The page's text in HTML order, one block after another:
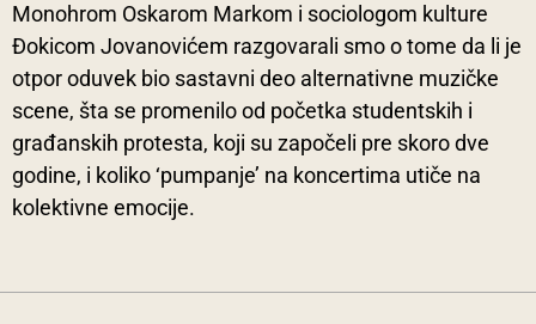
Monohrom Oskarom Markom i sociologom kulture
Đokicom Jovanovićem razgovarali smo o tome da li je
otpor oduvek bio sastavni deo alternativne muzičke
scene, šta se promenilo od početka studentskih i
građanskih protesta, koji su započeli pre skoro dve
godine, i koliko ‘pumpanje’ na koncertima utiče na
kolektivne emocije.